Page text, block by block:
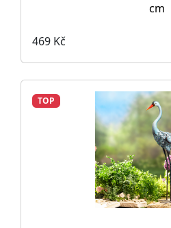
cm
469 Kč
TOP